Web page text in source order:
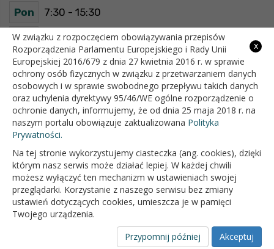
Pon 7:30 - 15:30
Wt 7:30 - 15:30
Śr 7:30 - 15:30
Czw 7:30 - 15:30
Pt 7:30 - 15:30
OFICJALNY SERWIS INTERNETOWY GMINY BIAŁOPOLE
x
W związku z rozpoczęciem obowiązywania przepisów
Rozporządzenia Parlamentu Europejskiego i Rady Unii
Europejskiej 2016/679 z dnia 27 kwietnia 2016 r. w sprawie
ochrony osób fizycznych w związku z przetwarzaniem danych
osobowych i w sprawie swobodnego przepływu takich danych
oraz uchylenia dyrektywy 95/46/WE ogólne rozporządzenie o
ochronie danych, informujemy, że od dnia 25 maja 2018 r. na
naszym portalu obowiązuje zaktualizowana Polityka
Prywatności.
Na tej stronie wykorzystujemy ciasteczka (ang. cookies), dzięki
którym nasz serwis może działać lepiej. W każdej chwili
możesz wyłączyć ten mechanizm w ustawieniach swojej
przeglądarki. Korzystanie z naszego serwisu bez zmiany
ustawień dotyczących cookies, umieszcza je w pamięci
Twojego urządzenia.
Akceptuj
Przypomnij później